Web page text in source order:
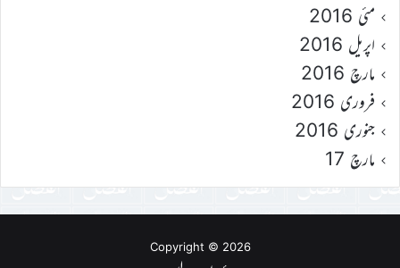
مئی 2016
اپریل 2016
مارچ 2016
فروری 2016
جنوری 2016
مارچ 17
Copyright © 2026